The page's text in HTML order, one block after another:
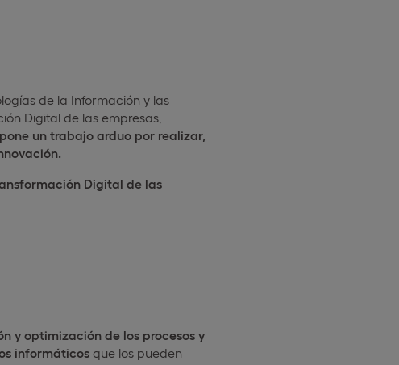
de la Información y las
Digital de las empresas,
un trabajo arduo por realizar,
Digital de las
y optimización de los procesos y
informáticos que los pueden